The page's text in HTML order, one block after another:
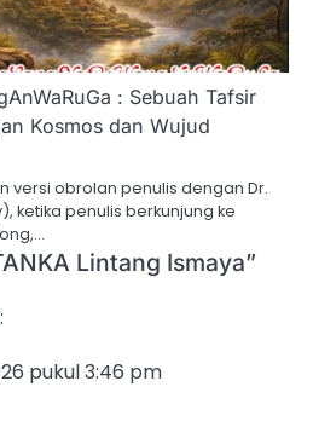
: Sebuah Tafsir
Kosmos dan Wujud
versi obrolan penulis dengan Dr.
ketika penulis berkunjung ke
Lintang Ismaya”
pukul 3:46 pm